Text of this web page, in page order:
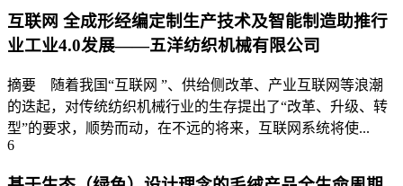
互联网 全成形经编定制生产技术及智能制造助推行
业工业4.0发展——五洋纺织机械有限公司
摘要 随着我国“互联网 ”、供给侧改革、产业互联网等浪潮
的迭起，对传统纺织机械行业的生存提出了“改革、升级、转
型”的要求，顺势而动，在不远的将来，互联网系统将使...
6